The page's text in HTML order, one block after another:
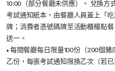
10:00（部分餐廳未供應）。 兌換方
考試通知紙本，由餐廳人員蓋上「
牌；消費者憑號碼牌至活動櫃檯點
送一。
• 每間餐廳每日限量100份（200個
乙份，每張考試通知限換乙次（若